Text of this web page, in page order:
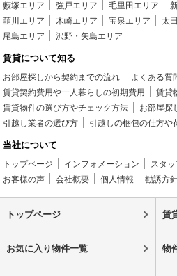
藪塚エリア 強戸エリア 毛里田エリア
韮川エリア
木崎エリア 宝泉エリア 太
尾島エリア
沢野・矢島エリア
賃貸について知る
お部屋探しから契約までの流れ よくある質
賃貸契約費用や一人暮らしの初期費用
賃貸
賃貸物件の選び方やチェック方法
お部屋探
引越し業者の選び方
引越しの梱包の仕方や
当社について
トップページ インフォメーション スタ
お客様の声
会社概要 個人情報 勧誘方
トップページ 賃
お気に入り物件一覧 物